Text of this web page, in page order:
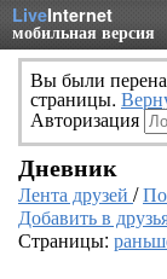
LiveInternet
мобильная версия
Вы были
страницы.
Авторизация
Дневник
Лента друзей /
Добавить в
Страницы: